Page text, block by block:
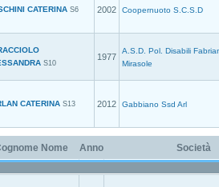
CATERINA S6 2002 Coopernuoto S.C.S.D
S10
1977
A.S.D. Pol. Disabili
Mirasole
CATERINA S13 2012 Gabbiano Ssd Arl
Nome Anno Società